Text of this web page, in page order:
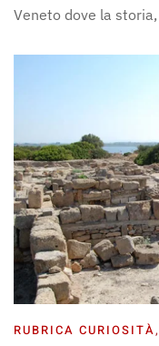
Veneto dove la
RUBRICA CURIOSITÀ,